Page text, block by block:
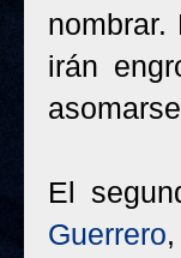
nombrar.
irán
El
Guerrero